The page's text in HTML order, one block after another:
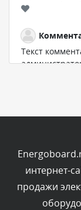
Текст
Текст
интернет-
продажи